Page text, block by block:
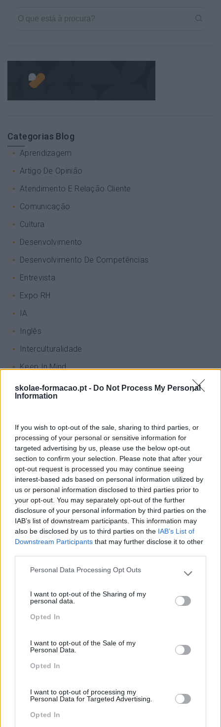
skolae-formacao.pt - Do Not Process My Personal
Information
If you wish to opt-out of the sale, sharing to third parties, or
processing of your personal or sensitive information for
targeted advertising by us, please use the below opt-out
section to confirm your selection. Please note that after your
opt-out request is processed you may continue seeing
interest-based ads based on personal information utilized by
us or personal information disclosed to third parties prior to
your opt-out. You may separately opt-out of the further
disclosure of your personal information by third parties on the
IAB’s list of downstream participants. This information may
also be disclosed by us to third parties on the IAB’s List of
Downstream Participants that may further disclose it to other
Please note that this website/app uses one or more Google
not limited to your visit or usage behaviour. You may click to
grant or deny consent to Google and its third-party tags to
use your data for below specified purposes in below Google
Personal Data Processing Opt Outs
I want to opt-out of the Sharing of my
personal data.
Opted In
I want to opt-out of the Sale of my
Personal Data.
Opted In
I want to opt-out of processing my
Personal Data for Targeted Advertising.
Opted In
Categorias Blog
Aprendizagem
Artigo De Opinião
Atendimento E Relação Cliente
Comunicação
Cultura
Desenvolvimento
Desenvolvimento De Competências
Entrevista
Expo RH
IA
Inglês
Interculturalidade
Keep In Mind
Liderança
Pessoas
PORTO RH MEETING
Recursos Humanos
Sem Categoria
Sustentabilidade
Team Building
Tecnologias De Informação
Recentes
Feedback fora do
Como usar a escuta
ativa para reter talento,